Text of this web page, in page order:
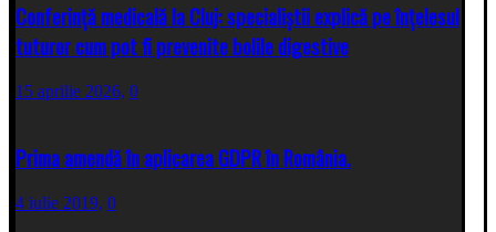
Conferință medicală la Cluj: specialiștii explică pe înțelesul
tuturor cum pot fi prevenite bolile digestive
15 aprilie 2026, 0
Prima amendă în aplicarea GDPR în România.
4 iulie 2019, 0